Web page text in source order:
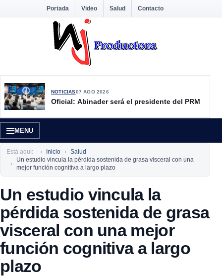
Portada Video Salud Contacto
NOTICIAS07 AGO 2026
Oficial: Abinader será el presidente del PRM
MENU
Está aquí: Inicio
Salud
Un estudio vincula la pérdida sostenida de grasa visceral con una
mejor función cognitiva a largo plazo
Un estudio vincula la
pérdida sostenida de grasa
visceral con una mejor
función cognitiva a largo
plazo